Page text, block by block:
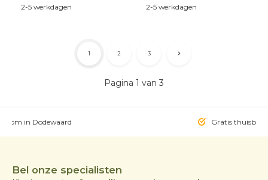
2-5 werkdagen 2-5 werkdagen
Pagina 1 van 3
1 2 3
in Dodewaard Gratis
Bel onze specialisten